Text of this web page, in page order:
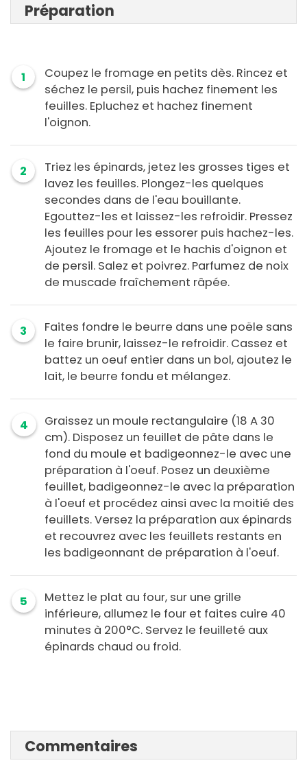
Préparation
1
Coupez le fromage en petits dès. Rincez et
séchez le persil, puis hachez finement les
feuilles. Epluchez et hachez finement
l'oignon.
2
Triez les épinards, jetez les grosses tiges et
lavez les feuilles. Plongez-les quelques
secondes dans de l'eau bouillante.
Egouttez-les et laissez-les refroidir. Pressez
les feuilles pour les essorer puis hachez-les.
Ajoutez le fromage et le hachis d'oignon et
de persil. Salez et poivrez. Parfumez de noix
de muscade fraîchement râpée.
3
Faites fondre le beurre dans une poële sans
le faire brunir, laissez-le refroidir. Cassez et
battez un oeuf entier dans un bol, ajoutez le
lait, le beurre fondu et mélangez.
4
Graissez un moule rectangulaire (18 A 30
cm). Disposez un feuillet de pâte dans le
fond du moule et badigeonnez-le avec une
préparation à l'oeuf. Posez un deuxième
feuillet, badigeonnez-le avec la préparation
à l'oeuf et procédez ainsi avec la moitié des
feuillets. Versez la préparation aux épinards
et recouvrez avec les feuillets restants en
les badigeonnant de préparation à l'oeuf.
5
Mettez le plat au four, sur une grille
inférieure, allumez le four et faites cuire 40
minutes à 200°C. Servez le feuilleté aux
épinards chaud ou froid.
Commentaires